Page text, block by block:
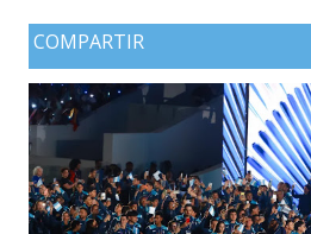
COMPARTIR